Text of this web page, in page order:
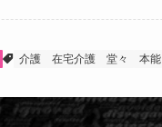
介護 在宅介護 堂々 本能